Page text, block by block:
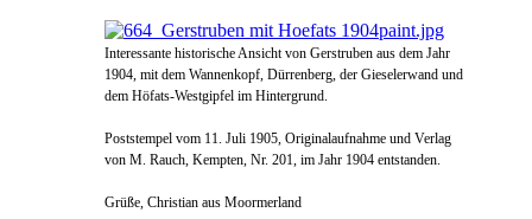
Interessante historische Ansicht von Gerstruben aus dem Jahr
1904, mit dem Wannenkopf, Dürrenberg, der Gieselerwand und
dem Höfats-Westgipfel im Hintergrund.
Poststempel vom 11. Juli 1905, Originalaufnahme und Verlag
von M. Rauch, Kempten, Nr. 201, im Jahr 1904 entstanden.
Grüße, Christian aus Moormerland